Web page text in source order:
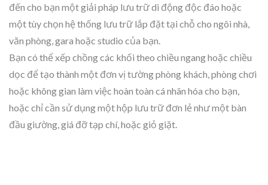
đến cho bạn một giải pháp lưu trữ di động độc đáo hoặc
một tùy chọn hệ thống lưu trữ lắp đặt tại chỗ cho ngôi nhà,
văn phòng, gara hoặc studio của bạn.
Bạn có thể xếp chồng các khối theo chiều ngang hoặc chiều
dọc để tạo thành một đơn vị tường phòng khách, phòng chơi
hoặc không gian làm việc hoàn toàn cá nhân hóa cho bạn,
hoặc chỉ cần sử dụng một hộp lưu trữ đơn lẻ như một bàn
đầu giường, giá đỡ tạp chí, hoặc giỏ giặt.